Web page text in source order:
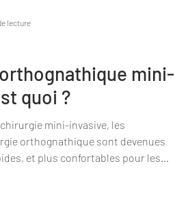
mini-
quoi ?
mini-invasive, les
orthognathique sont devenues
et plus confortables pour les
lecture